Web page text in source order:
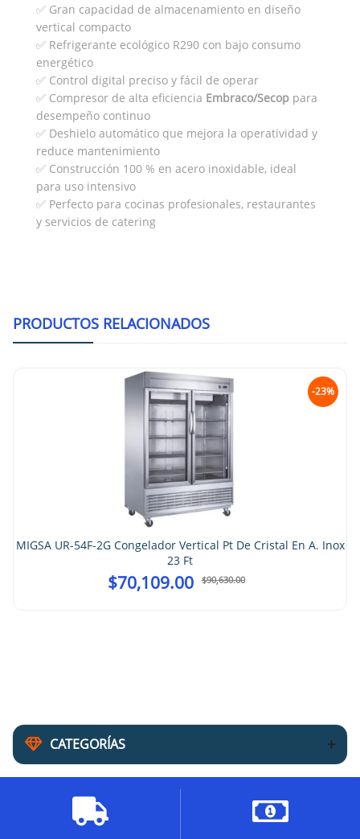
CATEGORÍAS
✅ Gran capacidad de almacenamiento en diseño
vertical compacto
✅ Refrigerante ecológico R290 con bajo consumo
energético
✅ Control digital preciso y fácil de operar
✅ Compresor de alta eficiencia Embraco/Secop para
desempeño continuo
✅ Deshielo automático que mejora la operatividad y
reduce mantenimiento
✅ Construcción 100 % en acero inoxidable, ideal
para uso intensivo
✅ Perfecto para cocinas profesionales, restaurantes
y servicios de catering
PRODUCTOS RELACIONADOS
-23%
Vertical Pt De Cristal En A. Inox
90,630.00
MIGSA UR-27F-1G